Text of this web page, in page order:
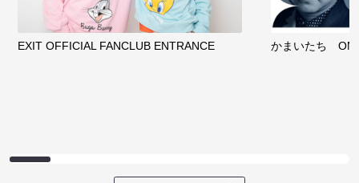
EXIT OFFICIAL FANCLUB ENTRANCE かまいたち